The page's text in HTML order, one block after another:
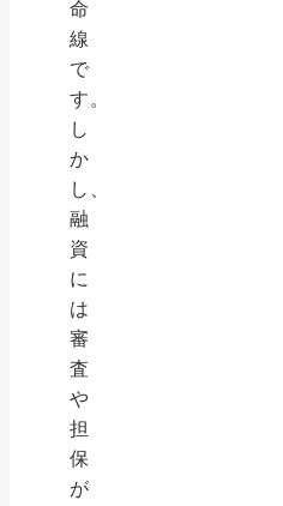
命
線
で
す。
し
か
し、
融
資
に
は
審
査
や
担
保
が